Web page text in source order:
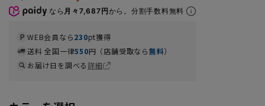
なら 月々7,687円から。分割手数料無料
WEB会員なら230pt獲得
送料 全国一律550円（店舗受取なら無料）
お届け日を調べる詳細